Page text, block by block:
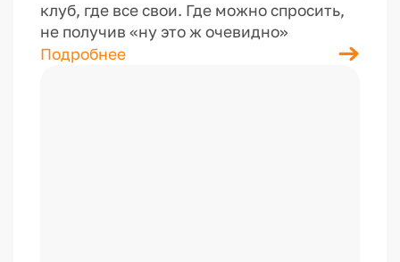
клуб, где все свои. Где можно спросить,
не получив «ну это ж очевидно»
Подробнее